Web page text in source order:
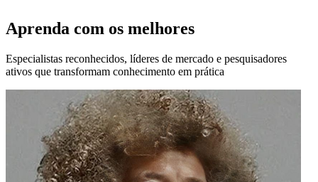
Aprenda com os melhores
Especialistas reconhecidos, líderes de mercado e pesquisadores
ativos que transformam conhecimento em prática